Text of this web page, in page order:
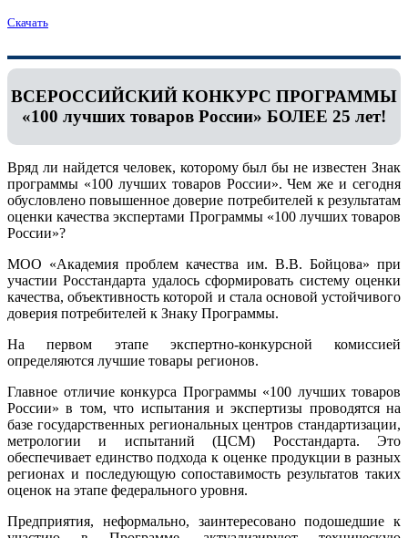
Скачать
ВСЕРОССИЙСКИЙ КОНКУРС ПРОГРАММЫ
«100 лучших товаров России» БОЛЕЕ 25 лет!
Вряд ли найдется человек, которому был бы не известен Знак
программы «100 лучших товаров России». Чем же и сегодня
обусловлено повышенное доверие потребителей к результатам
оценки качества экспертами Программы «100 лучших товаров
России»?
МОО «Академия проблем качества им. В.В. Бойцова» при
участии Росстандарта удалось сформировать систему оценки
качества, объективность которой и стала основой устойчивого
доверия потребителей к Знаку Программы.
На первом этапе экспертно-конкурсной комиссией
определяются лучшие товары регионов.
Главное отличие конкурса Программы «100 лучших товаров
России» в том, что испытания и экспертизы проводятся на
базе государственных региональных центров стандартизации,
метрологии и испытаний (ЦCM) Росстандарта. Это
обеспечивает единство подхода к оценке продукции в разных
регионах и последующую сопоставимость результатов таких
оценок на этапе федерального уровня.
Предприятия, неформально, заинтересовано подошедшие к